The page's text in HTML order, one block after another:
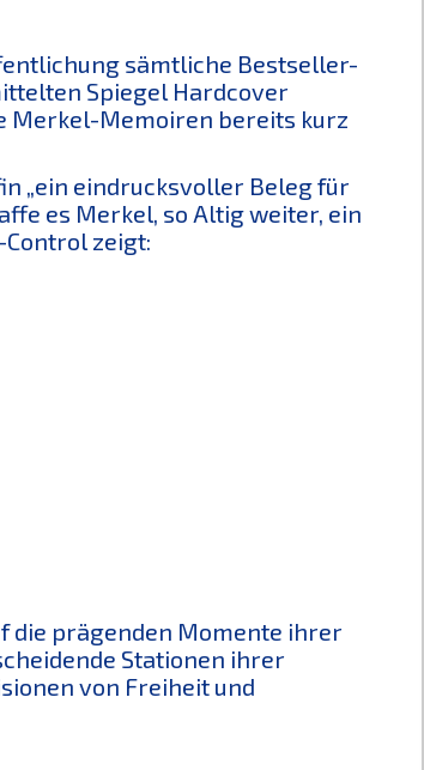
sämtliche Bestseller-
Spiegel Hardcover
Merkel-Memoiren bereits kurz
„ein eindrucksvoller Beleg für
es Merkel, so Altig weiter, ein
zeigt:
die prägenden Momente ihrer
Stationen ihrer
von Freiheit und